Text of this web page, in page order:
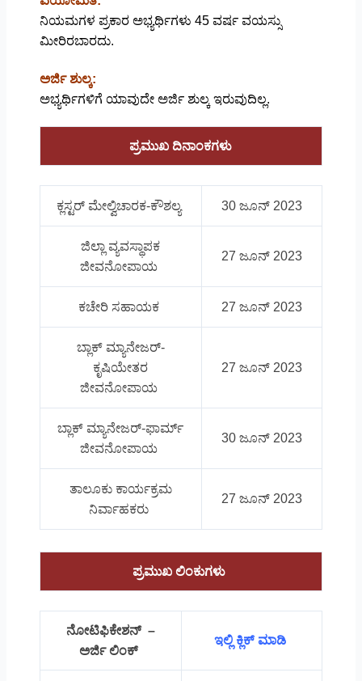
ನಿಯಮಗಳ ಪ್ರಕಾರ ಅಭ್ಯರ್ಥಿಗಳು 45 ವರ್ಷ ವಯಸ್ಸು
ಮೀರಿರಬಾರದು.
ಅರ್ಜಿ ಶುಲ್ಕ:
ಅಭ್ಯರ್ಥಿಗಳಿಗೆ ಯಾವುದೇ ಅರ್ಜಿ ಶುಲ್ಕ ಇರುವುದಿಲ್ಲ.
ಪ್ರಮುಖ ದಿನಾಂಕಗಳು
ಕ್ಲಸ್ಟರ್ ಮೇಲ್ವಿಚಾರಕ-ಕೌಶಲ್ಯ 30 ಜೂನ್ 2023
ಜಿಲ್ಲಾ ವ್ಯವಸ್ಥಾಪಕ
ಜೀವನೋಪಾಯ
27 ಜೂನ್ 2023
ಕಚೇರಿ ಸಹಾಯಕ 27 ಜೂನ್ 2023
ಬ್ಲಾಕ್ ಮ್ಯಾನೇಜರ್-
ಕೃಷಿಯೇತರ
ಜೀವನೋಪಾಯ
27 ಜೂನ್ 2023
ಬ್ಲಾಕ್ ಮ್ಯಾನೇಜರ್-ಫಾರ್ಮ್
ಜೀವನೋಪಾಯ
30 ಜೂನ್ 2023
ತಾಲೂಕು ಕಾರ್ಯಕ್ರಮ
ನಿರ್ವಾಹಕರು
27 ಜೂನ್ 2023
ಪ್ರಮುಖ ಲಿಂಕುಗಳು
ನೋಟಿಫಿಕೇಶನ್ –
ಅರ್ಜಿ ಲಿಂಕ್
ಇಲ್ಲಿ ಕ್ಲಿಕ್ ಮಾಡಿ